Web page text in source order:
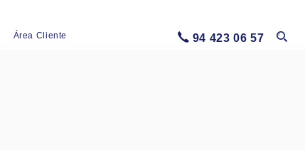
Área Cliente 94 423 06 57